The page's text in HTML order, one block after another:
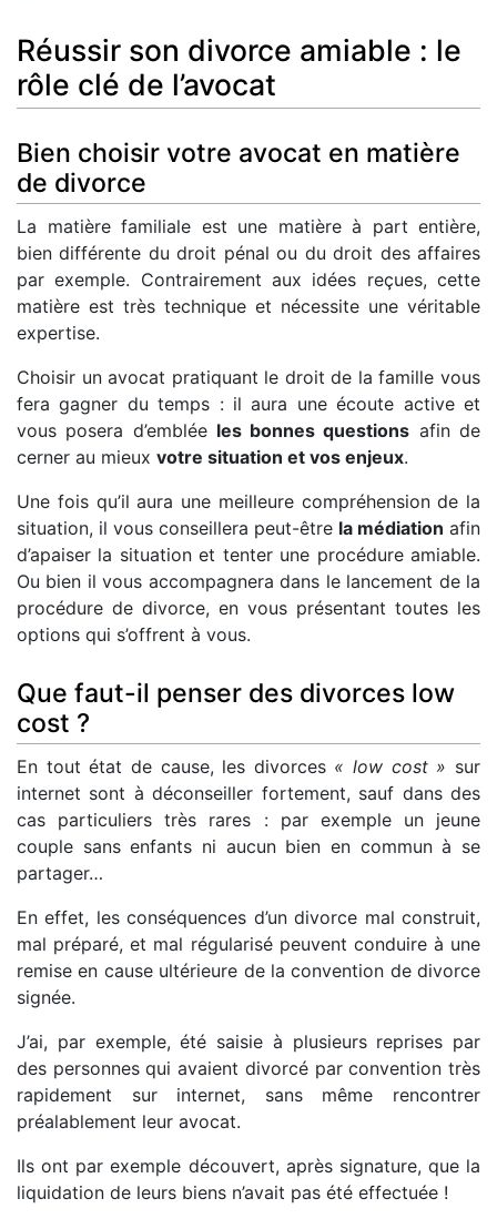
Réussir son divorce amiable : le
rôle clé de l’avocat
Bien choisir votre avocat en matière
de divorce
La matière familiale est une matière à part entière,
bien différente du droit pénal ou du droit des affaires
par exemple. Contrairement aux idées reçues, cette
matière est très technique et nécessite une véritable
expertise.
Choisir un avocat pratiquant le droit de la famille vous
fera gagner du temps : il aura une écoute active et
vous posera d’emblée les bonnes questions afin de
cerner au mieux votre situation et vos enjeux.
Une fois qu’il aura une meilleure compréhension de la
situation, il vous conseillera peut-être la médiation afin
d’apaiser la situation et tenter une procédure amiable.
Ou bien il vous accompagnera dans le lancement de la
procédure de divorce, en vous présentant toutes les
options qui s’offrent à vous.
Que faut-il penser des divorces low
cost ?
En tout état de cause, les divorces « low cost » sur
internet sont à déconseiller fortement, sauf dans des
cas particuliers très rares : par exemple un jeune
couple sans enfants ni aucun bien en commun à se
partager…
En effet, les conséquences d’un divorce mal construit,
mal préparé, et mal régularisé peuvent conduire à une
remise en cause ultérieure de la convention de divorce
signée.
J’ai, par exemple, été saisie à plusieurs reprises par
des personnes qui avaient divorcé par convention très
rapidement sur internet, sans même rencontrer
préalablement leur avocat.
Ils ont par exemple découvert, après signature, que la
liquidation de leurs biens n’avait pas été effectuée !